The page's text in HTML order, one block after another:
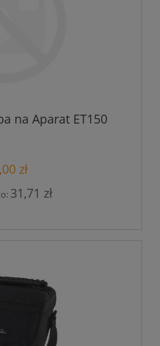
na Aparat ET150
zł
31,71 zł